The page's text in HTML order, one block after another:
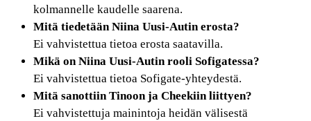
kolmannelle kaudelle saarena.
Mitä tiedetään Niina Uusi-Autin erosta?
Ei vahvistettua tietoa erosta saatavilla.
Mikä on Niina Uusi-Autin rooli Sofigatessa?
Ei vahvistettua tietoa Sofigate-yhteydestä.
Mitä sanottiin Tinoon ja Cheekiin liittyen?
Ei vahvistettuja mainintoja heidän välisestä